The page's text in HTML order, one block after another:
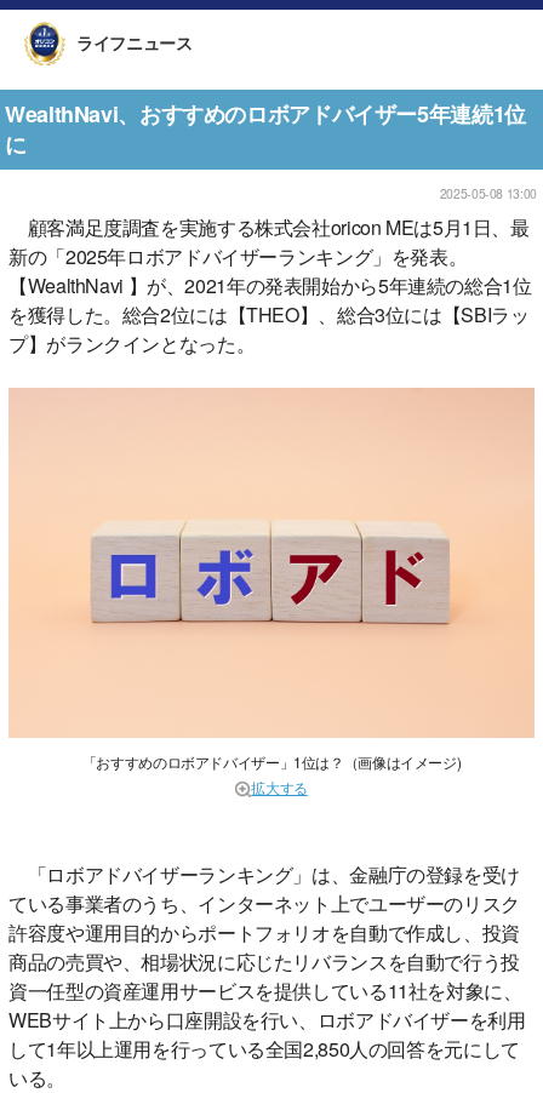
ライフニュース
WealthNavi、おすすめのロボアドバイザー5年連続1位
に
2025-05-08 13:00
顧客満足度調査を実施する株式会社oricon MEは5月1日、最
新の「2025年ロボアドバイザーランキング」を発表。
【WealthNavi 】が、2021年の発表開始から5年連続の総合1位
を獲得した。総合2位には【THEO】、総合3位には【SBIラッ
プ】がランクインとなった。
「おすすめのロボアドバイザー」1位は？（画像はイメージ)
拡大する
「ロボアドバイザーランキング」は、金融庁の登録を受け
ている事業者のうち、インターネット上でユーザーのリスク
許容度や運用目的からポートフォリオを自動で作成し、投資
商品の売買や、相場状況に応じたリバランスを自動で行う投
資一任型の資産運用サービスを提供している11社を対象に、
WEBサイト上から口座開設を行い、ロボアドバイザーを利用
して1年以上運用を行っている全国2,850人の回答を元にして
いる。